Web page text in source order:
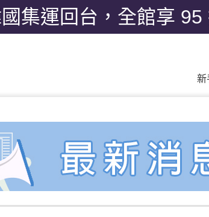
集運回台，全館享 95
新